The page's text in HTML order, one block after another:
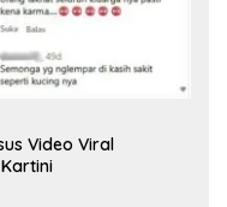
Video Viral